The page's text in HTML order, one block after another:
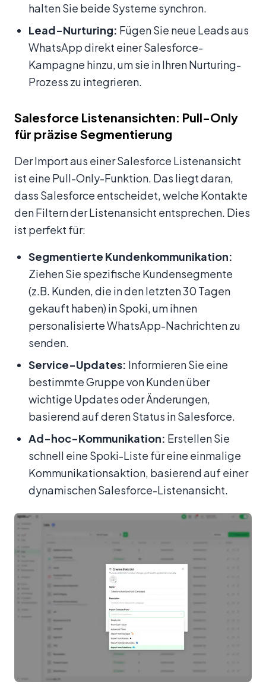
halten Sie beide Systeme synchron.
Lead-Nurturing: Fügen Sie neue Leads aus
WhatsApp direkt einer Salesforce-
Kampagne hinzu, um sie in Ihren Nurturing-
Prozess zu integrieren.
Salesforce Listenansichten: Pull-Only
für präzise Segmentierung
Der Import aus einer Salesforce Listenansicht
ist eine Pull-Only-Funktion. Das liegt daran,
dass Salesforce entscheidet, welche Kontakte
den Filtern der Listenansicht entsprechen. Dies
ist perfekt für:
Segmentierte Kundenkommunikation:
Ziehen Sie spezifische Kundensegmente
(z.B. Kunden, die in den letzten 30 Tagen
gekauft haben) in Spoki, um ihnen
personalisierte WhatsApp-Nachrichten zu
senden.
Service-Updates: Informieren Sie eine
bestimmte Gruppe von Kunden über
wichtige Updates oder Änderungen,
basierend auf deren Status in Salesforce.
Ad-hoc-Kommunikation: Erstellen Sie
schnell eine Spoki-Liste für eine einmalige
Kommunikationsaktion, basierend auf einer
dynamischen Salesforce-Listenansicht.